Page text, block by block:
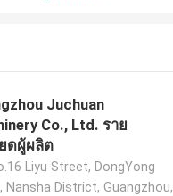
Juchuan
Co., Ltd. ราย
ดผู้ผลิต
Liyu Street, DongYong
Nansha District, Guangzhou,